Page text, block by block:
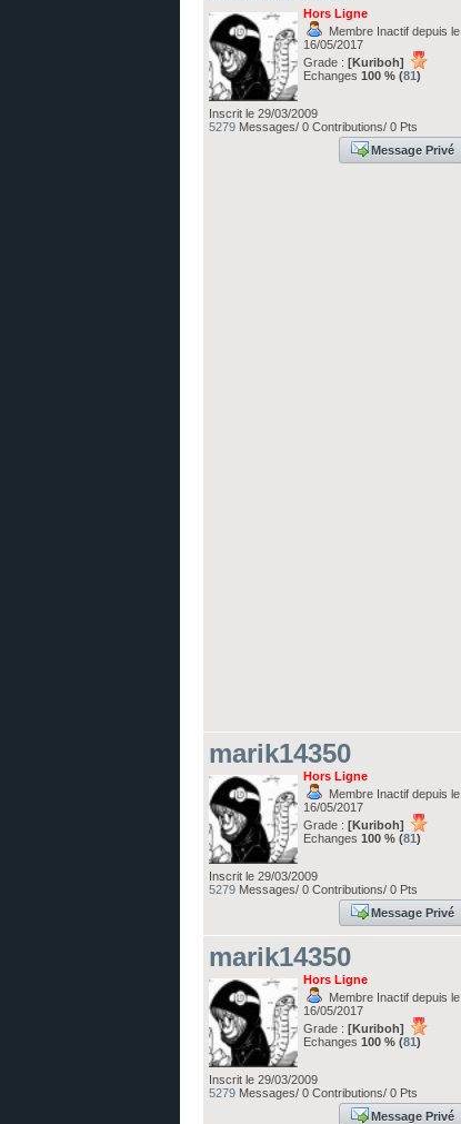
Hors Ligne
Membre Inactif depuis le
16/05/2017
Grade : [Kuriboh]
Echanges 100 % (81)
Inscrit le 29/03/2009
5279 Messages/ 0 Contributions/ 0 Pts
Message Privé
marik14350
Hors Ligne
Membre Inactif depuis le
16/05/2017
Grade : [Kuriboh]
Echanges 100 % (81)
Inscrit le 29/03/2009
5279 Messages/ 0 Contributions/ 0 Pts
Message Privé
marik14350
Hors Ligne
Membre Inactif depuis le
16/05/2017
Grade : [Kuriboh]
Echanges 100 % (81)
Inscrit le 29/03/2009
5279 Messages/ 0 Contributions/ 0 Pts
Message Privé